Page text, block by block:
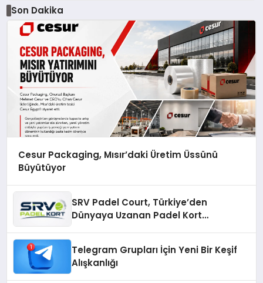
Son Dakika
Cesur Packaging, Mısır’daki Üretim Üssünü
Büyütüyor
SRV Padel Court, Türkiye’den
Dünyaya Uzanan Padel Kort
Telegram Grupları İçin Yeni Bir Keşif
Alışkanlığı